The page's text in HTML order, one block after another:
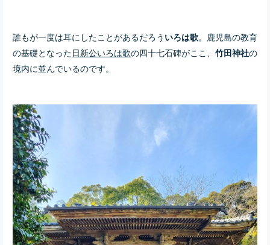
誰もが一度は耳にしたことがあるだろう いろは歌。鹿児島の教育
の基礎となった日新公いろは歌の四十七石碑がここ、 竹田神社の
境内に並んでいるのです。